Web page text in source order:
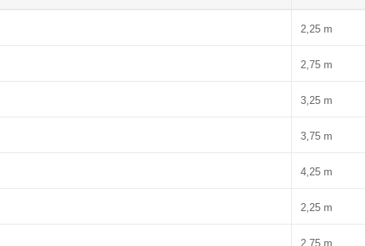
2,25 m
2,75 m
3,25 m
3,75 m
4,25 m
2,25 m
2,75 m